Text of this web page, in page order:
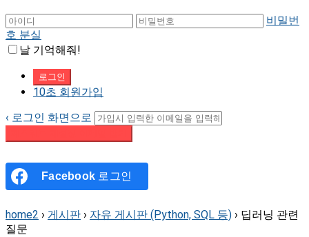
비밀번
호 분실
날 기억해줘!
10초 회원가입
‹ 로그인 화면으로
Facebook 로그인
home2 › 게시판 › 자유 게시판 (Python, SQL 등) › 딥러닝 관련
질문